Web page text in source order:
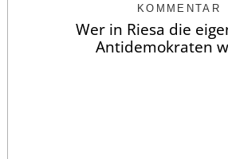
KOMMENTAR
Wer in Riesa die
Antidemokraten